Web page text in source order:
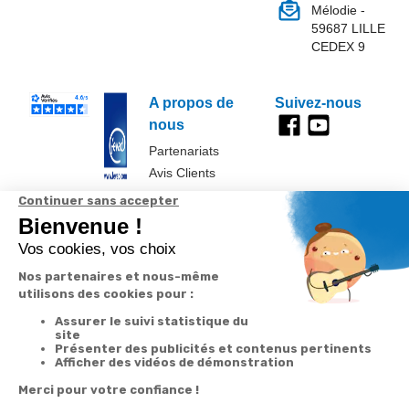
A propos de
nous
Partenariats
Avis Clients
Mélodie -
59687 LILLE
CEDEX 9
Suivez-nous
Données
personnelles et
Paramétrer
les cookies
Conditions
générales de